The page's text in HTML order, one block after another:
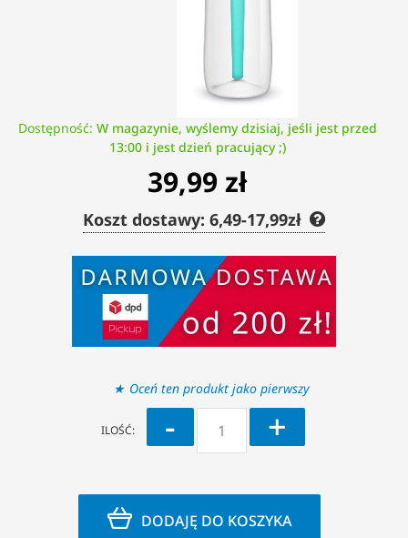
Dostępność: W magazynie, wyślemy dzisiaj, jeśli jest przed
13:00 i jest dzień pracujący ;)
39,99 zł
Koszt dostawy: 6,49-17,99zł
Oceń ten produkt jako pierwszy
ILOŚĆ: - +
DODAJĘ DO KOSZYKA